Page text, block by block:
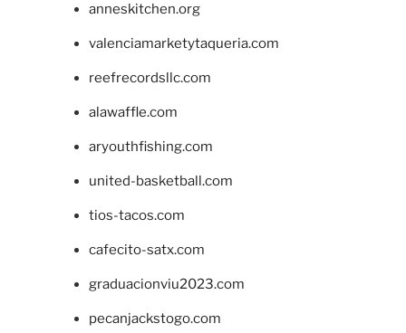
anneskitchen.org
valenciamarketytaqueria.com
reefrecordsllc.com
alawaffle.com
aryouthfishing.com
united-basketball.com
tios-tacos.com
cafecito-satx.com
graduacionviu2023.com
pecanjackstogo.com